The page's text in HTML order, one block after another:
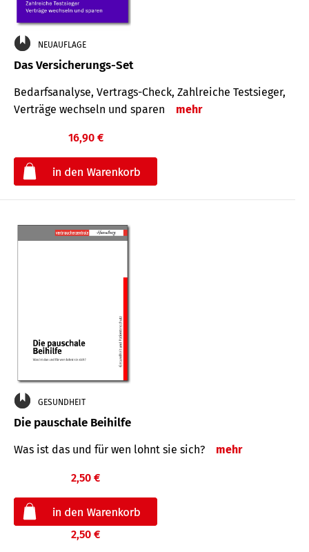
NEUAUFLAGE
Das Versicherungs-Set
Bedarfsanalyse, Vertrags-Check, Zahlreiche Testsieger,
Verträge wechseln und sparen
mehr
16,90 €
GESUNDHEIT
Die pauschale Beihilfe
Was ist das und für wen lohnt sie sich? mehr
2,50 €
2,50 €